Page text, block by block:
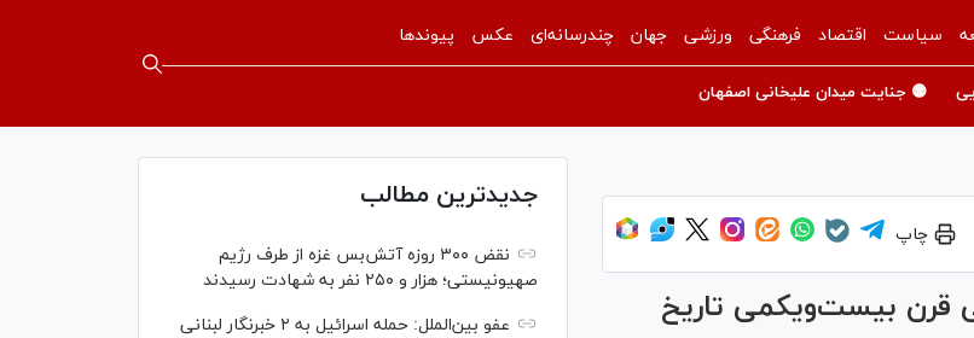
سیاست اقتصاد فرهنگی ورزشی جهان چندرسانه‌ای عکس پیوندها
🟡 جنایت میدان علیخانی اصفهان
چاپ
قرن بیست‌ویکمی تاریخ
جدیدترین مطالب
نقض ۳۰۰ روزه آتش‌بس غزه از طرف رژیم
صهیونیستی؛ هزار و ۲۵۰ نفر به شهادت رسیدند
عفو بین‌الملل: حمله اسرائیل به ۲ خبرنگار لبنانی